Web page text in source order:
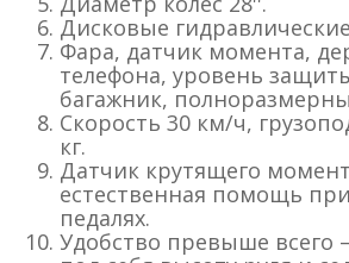
Дисковые
Фара, датчик момента,
телефона, уровень
багажник,
Скорость 30 км/ч,
кг.
Датчик крутящего
естественная помощь
педалях.
Удобство превыше всего